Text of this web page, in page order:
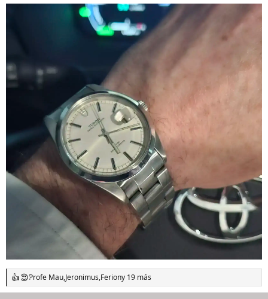
R
e
Profe Mau,Jeronimus,Feriony 19 más